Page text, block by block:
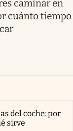
caminar en
cuánto tiempo
del coche: por
sirve